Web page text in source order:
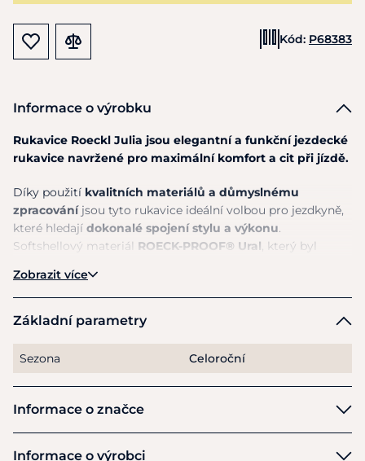
Kód: P68383
Informace o výrobku
Rukavice Roeckl Julia jsou elegantní a funkční jezdecké
rukavice navržené pro maximální komfort a cit při jízdě.
Díky použití kvalitních materiálů a důmyslnému
zpracováníjsou tyto rukavice ideální volbou pro jezdkyně,
které hledají dokonalé spojení stylu a výkonu.
Softshellový materiál ROECK-PROOF® Ural, který byl
chladem, aniž by omezoval svobodu pohybu.
na dlani je známý svou lehkostí a pružností,zabraňuje
prokluzování otěží a umožňuje cit v ruce.
jemnými zdobnými detaily,které dodávají rukavicím
luxusní vzhled. Jsou středně silné a pohodlné, přesto
Zobrazit více
Základní parametry
Sezona Celoroční
Informace o značce
Roeckl
Informace o výrobci